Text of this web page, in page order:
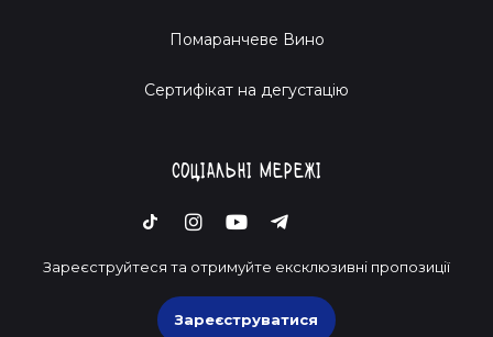
Помаранчеве Вино
Cертифікат на дегустацію
Соціальні мережі
Зареєструйтеся та отримуйте ексклюзивні пропозиції
Зареєструватися